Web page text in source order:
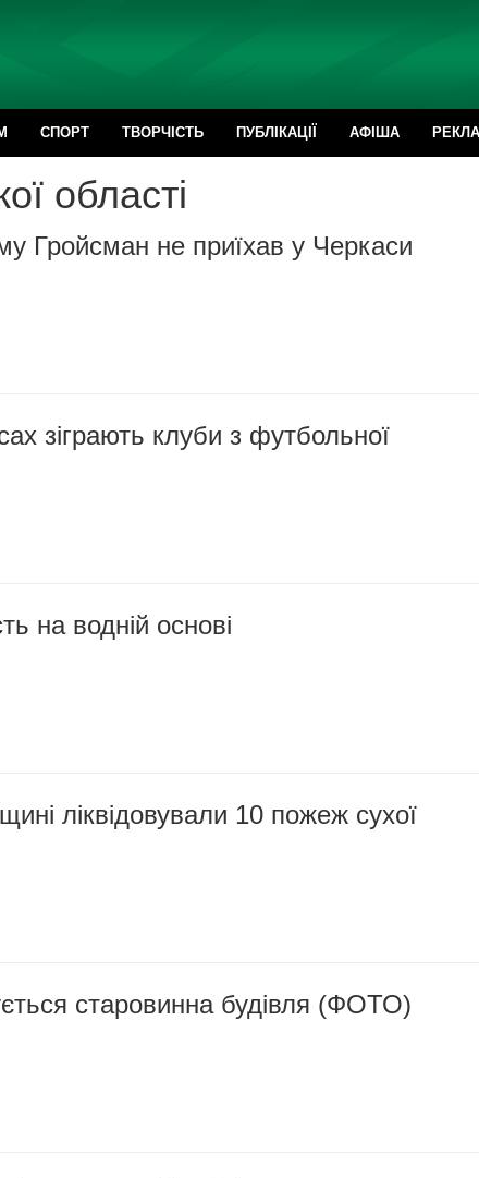
СПОРТ ТВОРЧІСТЬ ПУБЛІКАЦІЇ АФІША
області
Гройсман не приїхав у Черкаси
зіграють клуби з футбольної
на водній основі
ліквідовували 10 пожеж сухої
старовинна будівля (ФОТО)